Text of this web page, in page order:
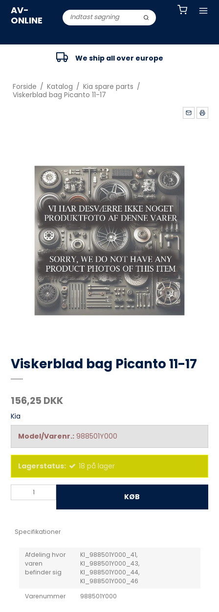
AV-
ONLINE
We ship all over europe
Forside / Katalog / Kia spare parts /
Viskerblad bag Picanto 11-17
Viskerblad bag Picanto 11-17
156,25 DKK
Kia
Model/Varenr.: 988501Y000
Lagerstatus: 18 på lager
KØB
Specifikationer
Afdeling hvor
varen
befinder sig
KI_988501Y000_41,
KI_988501Y000_43,
KI_988501Y000_44,
KI_988501Y000_46
Varenummer
988501Y000